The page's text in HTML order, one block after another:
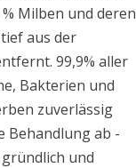
Milben und deren
aus der
99,9% aller
Bakterien und
zuverlässig
Behandlung ab -
und